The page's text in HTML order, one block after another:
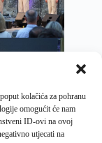
kolačića za pohranu
omogućit će nam
ID-ovi na ovoj
utjecati na